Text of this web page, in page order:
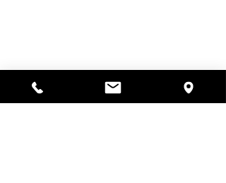
297, rue Central, Gardner, MA
01440
978-364-0920